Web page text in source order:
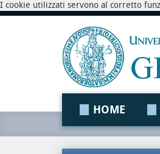
I cookie utilizzati servono al corretto
HOME